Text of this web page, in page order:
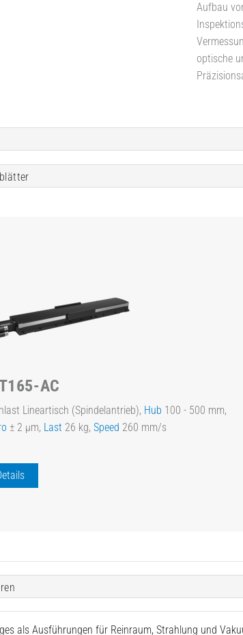
Aufbau
optische
AC
Lineartisch (Spindelantrieb), Hub 100 - 500 mm,
± 2 µm, Last 26 kg,Speed 260 mm/s
als Ausführungen für Reinraum, Strahlung und